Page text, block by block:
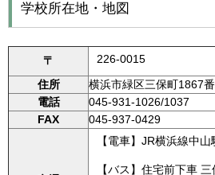
学校所在地・地図
〒
226-0015
住所
横浜市緑区三保町1867
電話
045-931-1026/1037
FAX
045-937-0429
【電車】JR横浜線中
【バス】住宅前下車